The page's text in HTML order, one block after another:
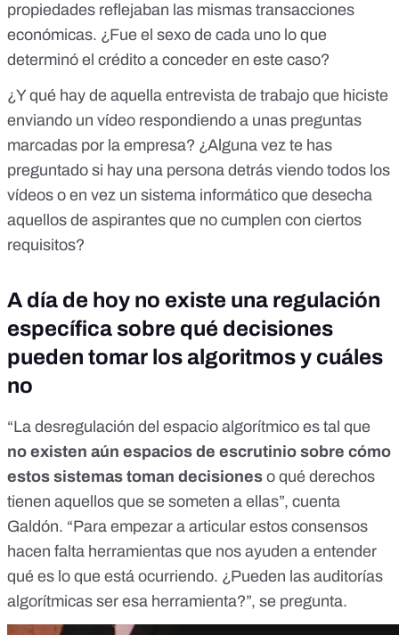
propiedades reflejaban las mismas transacciones
económicas. ¿Fue el sexo de cada uno lo que
determinó el crédito a conceder en este caso?
¿Y qué hay de aquella entrevista de trabajo que hiciste
enviando un vídeo respondiendo a unas preguntas
marcadas por la empresa? ¿Alguna vez te has
preguntado si hay una persona detrás viendo todos los
vídeos o en vez un sistema informático que desecha
aquellos de aspirantes que no cumplen con ciertos
requisitos?
A día de hoy no existe una regulación
específica sobre qué decisiones
pueden tomar los algoritmos y cuáles
no
“La desregulación del espacio algorítmico es tal que
no existen aún espacios de escrutinio sobre cómo
estos sistemas toman decisiones o qué derechos
tienen aquellos que se someten a ellas”, cuenta
Galdón. “Para empezar a articular estos consensos
hacen falta herramientas que nos ayuden a entender
qué es lo que está ocurriendo. ¿Pueden las auditorías
algorítmicas ser esa herramienta?”, se pregunta.